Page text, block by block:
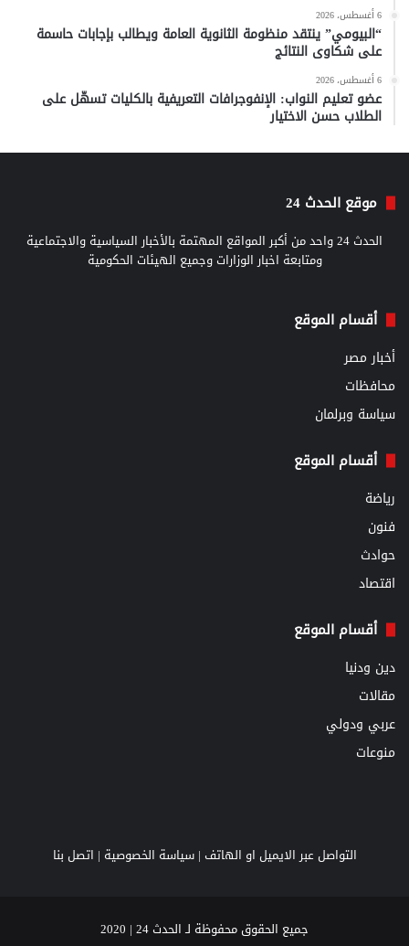
6 أغسطس، 2026
“البيومي” ينتقد منظومة الثانوية العامة ويطالب بإجابات حاسمة
على شكاوى النتائج
6 أغسطس، 2026
عضو تعليم النواب: الإنفوجرافات التعريفية بالكليات تسهّل على
الطلاب حسن الاختيار
موقع الحدث 24
الحدث 24 واحد من أكبر المواقع المهتمة بالأخبار السياسية والاجتماعية
ومتابعة اخبار الوزارات وجميع الهيئات الحكومية
أقسام الموقع
أخبار مصر
محافظات
سياسة وبرلمان
أقسام الموقع
رياضة
فنون
حوادث
اقتصاد
أقسام الموقع
دين ودنيا
مقالات
عربي ودولي
منوعات
التواصل عبر الايميل او الهاتف |سياسة الخصوصية | اتصل بنا
جميع الحقوق محفوظة لـ الحدث 24 | 2020